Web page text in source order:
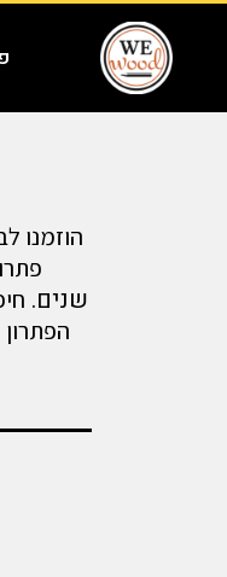
הוזמנו
שנים.